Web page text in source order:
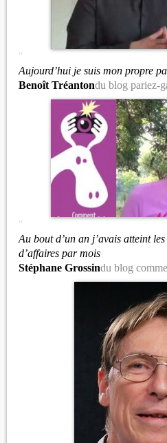
"
Aujourd’hui je suis mon propre
Benoît Tréantondu blog pariez-
"
Au bout d’un an j’avais atteint
d’affaires par mois
Stéphane Grossindu blog